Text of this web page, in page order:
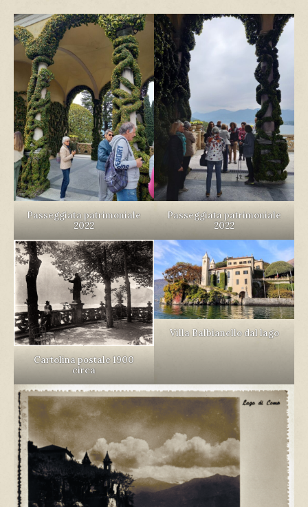
Passeggiata patrimoniale
2022
Passeggiata patrimoniale
2022
Cartolina postale 1900
circa
Villa Balbianello dal lago